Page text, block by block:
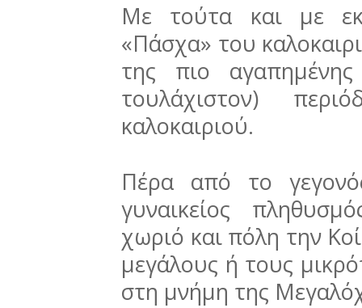
Με τούτα και με
«Πάσχα» του
της πιο
τουλάχιστον)
καλοκαιριού.
Πέρα από το
γυναικείος
χωριό και πόλη την
μεγάλους ή τους
στη μνήμη της